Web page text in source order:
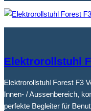
Elektrorollstuhl
Elektrorollstuhl Forest F3
Innen- / Aussenbereich,
perfekte Begleiter für